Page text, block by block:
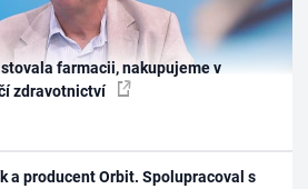
farmacii, nakupujeme v
zdravotnictví
a producent Orbit. Spolupracoval s